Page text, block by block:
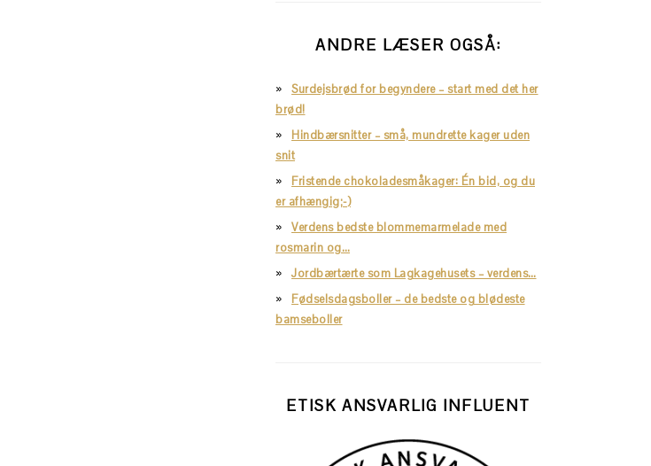
ANDRE LÆSER OGSÅ:
Surdejsbrød for begyndere – start med det her
brød!
Hindbærsnitter – små, mundrette kager uden
snit
Fristende chokoladesmåkager: Én bid, og du
er afhængig;-)
Verdens bedste blommemarmelade med
rosmarin og…
Jordbærtærte som Lagkagehusets – verdens…
Fødselsdagsboller – de bedste og blødeste
bamseboller
ETISK ANSVARLIG INFLUENT